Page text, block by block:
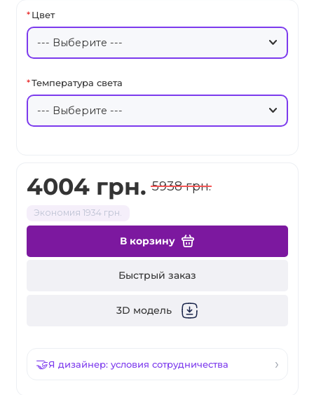
4004 грн. 5938 грн.
Экономия 1934 грн.
В корзину
Быстрый заказ
3D модель
Я дизайнер: условия сотрудничества
Цвет
Температура света